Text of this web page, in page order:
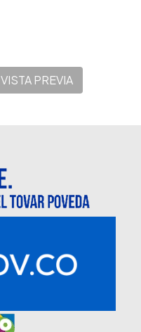
VISTA PREVIA